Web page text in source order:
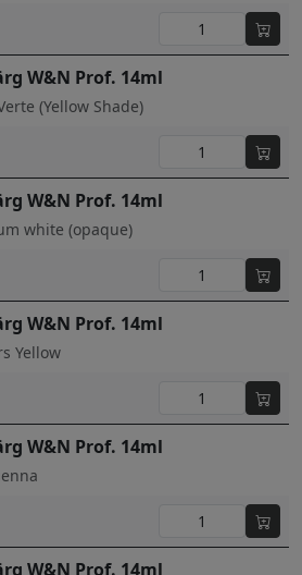
W&N Prof. 14ml
(Yellow Shade)
W&N Prof. 14ml
white (opaque)
W&N Prof. 14ml
Yellow
W&N Prof. 14ml
W&N Prof. 14ml